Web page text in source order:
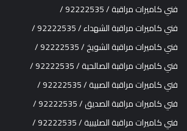
فني كاميرات مراقبة / 92222535 /
فني كاميرات مراقبة الشهداء / 92222535 /
فني كاميرات مراقبة الشويخ / 92222535 /
فني كاميرات مراقبة الصالحية / 92222535 /
فني كاميرات مراقبة الصبية / 92222535 /
فني كاميرات مراقبة الصديق / 92222535 /
فني كاميرات مراقبة الصليبية / 92222535 /